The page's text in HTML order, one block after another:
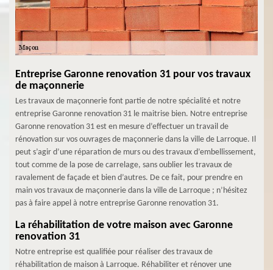
Entreprise Garonne renovation 31 pour vos travaux
de maçonnerie
Les travaux de maçonnerie font partie de notre spécialité et notre
entreprise Garonne renovation 31 le maitrise bien. Notre entreprise
Garonne renovation 31 est en mesure d’effectuer un travail de
rénovation sur vos ouvrages de maçonnerie dans la ville de Larroque. Il
peut s’agir d’une réparation de murs ou des travaux d’embellissement,
tout comme de la pose de carrelage, sans oublier les travaux de
ravalement de façade et bien d’autres. De ce fait, pour prendre en
main vos travaux de maçonnerie dans la ville de Larroque ; n’hésitez
pas à faire appel à notre entreprise Garonne renovation 31.
La réhabilitation de votre maison avec Garonne
renovation 31
Notre entreprise est qualifiée pour réaliser des travaux de
réhabilitation de maison à Larroque. Réhabiliter et rénover une